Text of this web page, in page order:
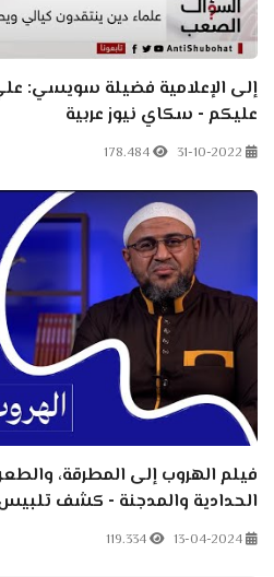
إلى الإعلامية فضيلة سويسي:
عليكم - سكاي نيوز عربية
31-10-2022
178.484
فيلم الهروب إلى المطرقة،
الحدادية والمدجنة - كشف
13-04-2024
119.334